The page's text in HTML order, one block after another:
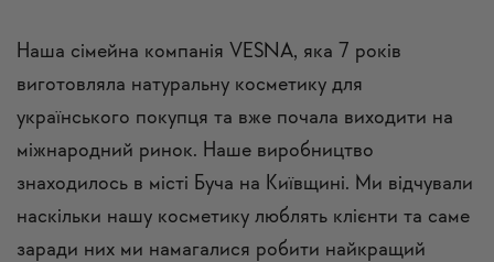
Наша сімейна компанія VESNA, яка 7 років
виготовляла натуральну косметику для
українського покупця та вже почала виходити на
міжнародний ринок. Наше виробництво
знаходилось в місті Буча на Київщині. Ми відчували
наскільки нашу косметику люблять клієнти та саме
заради них ми намагалися робити найкращий